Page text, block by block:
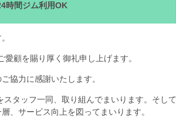
時間ジム利用OK
顧を賜り厚く御礼申し上げます。
協力に感謝いたします。
タッフ一同、取り組んでまいります。そして
、サービス向上を図ってまいります。